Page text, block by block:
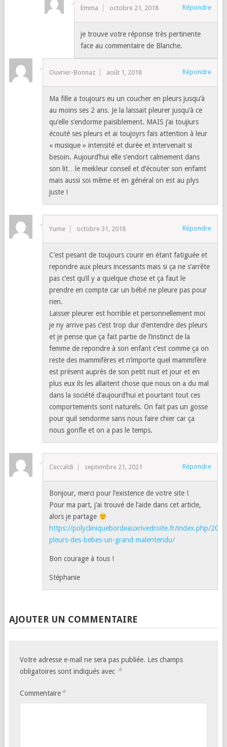
Emma octobre 21, 2018 Répondre
je trouve votre réponse très pertinente
face au commentaire de Blanche.
Ouvrier-Bonnaz août 1, 2018 Répondre
Ma fille a toujours eu un coucher en pleurs jusqu’à
au moins ses 2 ans. Je la laissait pleurer jusqu’à ce
qu’elle s’endorme paisiblement. MAIS j’ai toujiurs
écouté ses pleurs et ai toujoyrs fais attention à leur
« musique » intensité et durée et intervenait si
besoin. Aujourd’hui elle s’endort calmement dans
son lit…le meikleur conseil et d’écouter son enfamt
mais aussi soi même et en général on est au plys
juste !
Yume octobre 31, 2018 Répondre
C’est pesant de toujours courir en étant fatiguée et
repondre aux pleurs incessants mais si ça ne s’arrête
pas c’est qu’il y a quelque chose et ça faut le
prendre en compte car un bébé ne pleure pas pour
rien.
Laisser pleurer est horrible et personnellement moi
je ny arrive pas c’est trop dur d’entendre des pleurs
et je pense que ça fait partie de l’instinct de la
femme de repondre à son enfant c’est comme ça on
reste des mammifères et n’importe quel mammifère
est présent auprès de son petit nuit et jour et en
plus eux ils les allaitent chose que nous on a du mal
dans la société d’aujourd’hui et pourtant tout ces
comportements sont naturels. On fait pas un gosse
pour quil sendorme sans nous faire chier car ça
nous gonfle et on a pas le temps.
Ceccaldi septembre 21, 2021 Répondre
Bonjour, merci pour l’existence de votre site !
Pour ma part, j’ai trouvé de l’aide dans cet article,
alors je partage
https://polycliniquebordeauxrivedroite.fr/index.php/
pleurs-des-bebes-un-grand-malentendu/
Bon courage à tous !
Stéphanie
AJOUTER UN COMMENTAIRE
Votre adresse e-mail ne sera pas publiée. Les champs
obligatoires sont indiqués avec *
Commentaire*